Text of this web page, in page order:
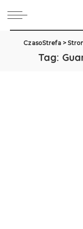
CzasoStrefa>
Tag: